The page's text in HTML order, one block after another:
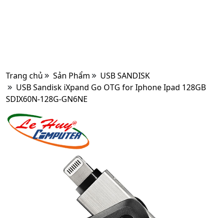
Trang chủ Sản Phẩm
USB SANDISK
USB Sandisk iXpand Go OTG for Iphone Ipad 128GB
SDIX60N-128G-GN6NE